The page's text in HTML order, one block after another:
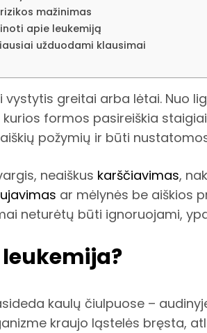
mažinimas
apie leukemiją
užduodami klausimai
vystytis greitai arba lėtai. Nuo
kurios formos pasireiškia
požymių ir būti
neaiškus karščiavimas,
ar mėlynės be aiškios
neturėtų būti ignoruojami,
kaulų čiulpuose –
kraujo ląstelės bręsta,